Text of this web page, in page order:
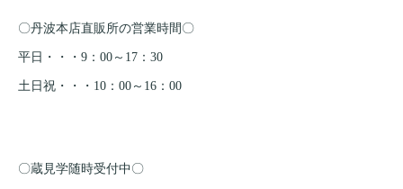
〇丹波本店直販所の営業時間〇
平日・・・9：00～17：30
土日祝・・・10：00～16：00
〇蔵見学随時受付中〇